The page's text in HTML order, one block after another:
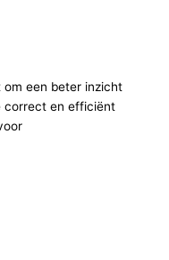
om een beter inzicht
correct en efficiënt